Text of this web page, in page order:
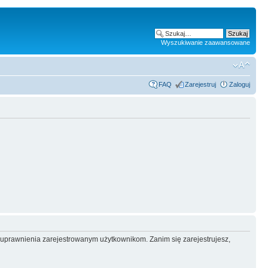
Wyszukiwanie zaawansowane
FAQ Zarejestruj Zaloguj
zarejestrowanym użytkownikom. Zanim się zarejestrujesz,